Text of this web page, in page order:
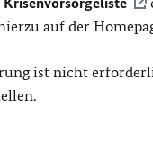
auf der
ist nicht